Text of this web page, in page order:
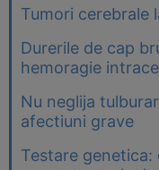
Tumori cerebrale
Durerile de cap
hemoragie
Nu neglija
afectiuni grave
Testare genetica: